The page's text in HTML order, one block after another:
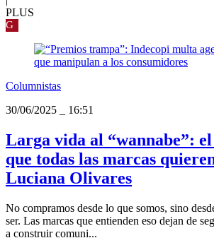
PLUS
G
Columnistas
30/06/2025
16:51
Larga vida al “wannabe”:
que todas las marcas
Luciana Olivares
No compramos desde lo que somos, sino
ser. Las marcas que entienden eso dejan de
a construir comuni...